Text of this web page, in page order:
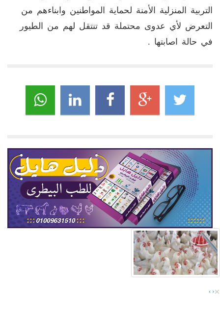
التربية المنزلية الأمنة لحماية المواطنين وابناءهم من
التعرض لأي عدوى محتملة قد تنتقل لهم من الطيور
في حالة اصابتها .
‹
› ×